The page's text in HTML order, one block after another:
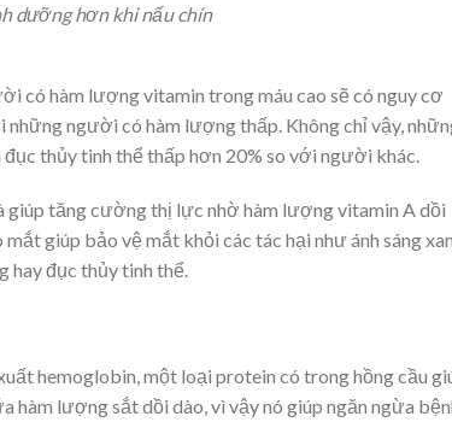
dưỡng hơn khi nấu chín
có hàm lượng vitamin trong máu cao sẽ có nguy cơ
người có hàm lượng thấp. Không chỉ vậy,
thủy tinh thể thấp hơn 20% so với người khác.
giúp tăng cường thị lực nhờ hàm lượng vitamin A dồi
giúp bảo vệ mắt khỏi các tác hại như ánh sáng
hay đục thủy tinh thể.
hemoglobin, một loại protein có trong hồng cầu
hàm lượng sắt dồi dào, vì vậy nó giúp ngăn ngừa